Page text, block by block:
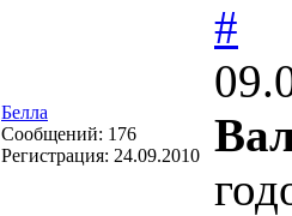
Белла
Cообщений: 176
Регистрация: 24.09.2010
#